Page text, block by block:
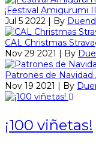
¡Festival Amigurumi
Jul 5 2022 | By
CAL Christmas
Nov 29 2021 | By
Patrones de Navidad
Nov 19 2021 | By
¡100 viñetas!